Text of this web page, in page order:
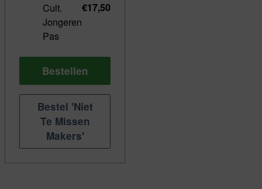
Cult.
Jongeren
Pas
€17,50
Bestellen
Bestel 'Niet
Te Missen
Makers'